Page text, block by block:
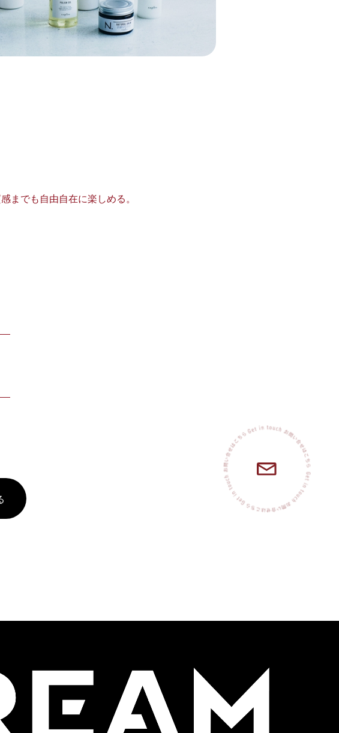
までも自由自在に楽しめる。